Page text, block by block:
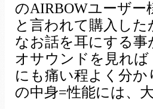
のAIRBOWユーザ
と言われて購入し
なお話を耳にする
オサウンドを見れ
にも痛い程よく分
の中身=性能には、